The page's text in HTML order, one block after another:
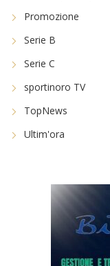
Promozione
Serie B
Serie C
sportinoro TV
TopNews
Ultim'ora